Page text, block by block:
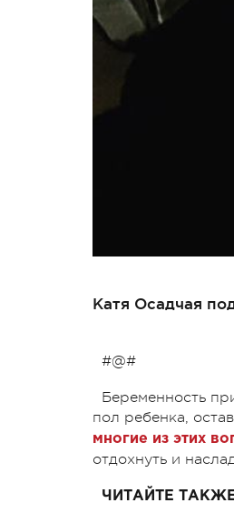
Катя Осадчая
#@#
Беременность
пол ребенка,
многие из этих
отдохнуть и
ЧИТАЙТЕ